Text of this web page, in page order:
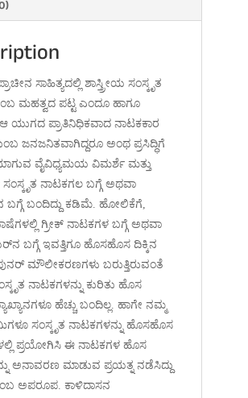
ಸಾಹಿತ್ಯದಲ್ಲಿ ಶಾಸ್ತ್ರೀಯ ಸಂಸ್ಕೃತ
ಮಹತ್ವದ ಪಟ್ಟ ಎಂದೂ ಹಾಗೂ
ಯುಗದ ಪ್ರಾತಿನಿಧಿಕವಾದ ನಾಟಕಕಾರ
ಜನಜನಿತವಾಗಿದ್ದರೂ ಅಂಥ ಪ್ರಸಿದ್ಧಿಗೆ
ವೈವಿಧ್ಯಮಯ ವಿಮರ್ಶೆ ಮತ್ತು
ನಾಟಕಗಲ ಬಗ್ಗೆ ಅಥವಾ
ಬಗ್ಗೆ ಬಂದಿದ್ದು ಕಡಿಮೆ. ಹೋಲಿಕೆಗೆ,
ಭಾಷೆಗಳಲ್ಲಿ ಗ್ರೀಕ್ ನಾಟಕಗಳ ಬಗ್ಗೆ ಅಥವಾ
ಬಗ್ಗೆ ಇವತ್ತಿಗೂ ಹೊಸಹೊಸ ದಿಕ್ಕಿನ
ಮೌಲೀಕರಣಗಳು ಬರುತ್ತಿರುವಂತೆ
ನಾಟಕಗಳನ್ನು ಕುರಿತು ಹೊಸ
ಹೆಚ್ಚು ಬಂದಿಲ್ಲ. ಹಾಗೇ ನಮ್ಮ
ಸಂಸ್ಕೃತ ನಾಟಕಗಳನ್ನು ಹೊಸಹೊಸ
ಪ್ರಯೋಗಿಸಿ ಈ ನಾಟಕಗಳ ಹೊಸ
ಅನಾವರಣ ಮಾಡುವ ಪ್ರಯತ್ನ ನಡೆಸಿದ್ದು
ಅಪರೂಪ. ಕಾಳಿದಾಸನ